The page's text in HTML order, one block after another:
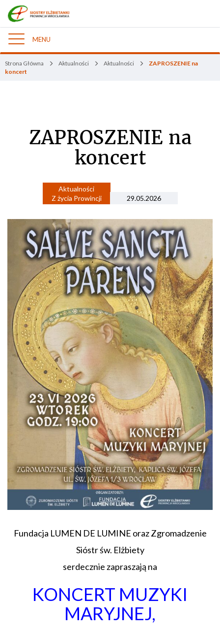
Nawigacja
MENU
Strona Główna Aktualności Aktualności
ZAPROSZENIE na
koncert
ZAPROSZENIE na
koncert
Aktualności
Z życia Prowincji
29.05.2026
Fundacja LUMEN DE LUMINE oraz Zgromadzenie
Sióstr św. Elżbiety
serdecznie zapraszają na
KONCERT MUZYKI
MARYJNEJ,